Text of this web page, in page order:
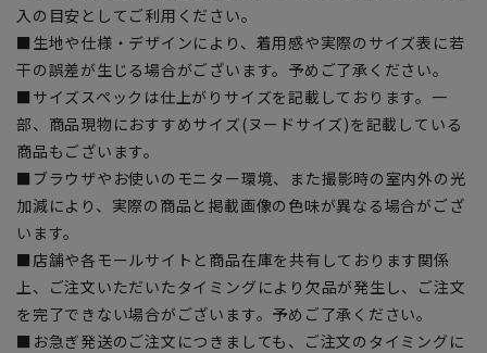
入の目安としてご利用ください。
■生地や仕様・デザインにより、着用感や実際のサイズ表に若
干の誤差が生じる場合がございます。予めご了承ください。
■サイズスペックは仕上がりサイズを記載しております。一
部、商品現物におすすめサイズ(ヌードサイズ)を記載している
商品もございます。
■ブラウザやお使いのモニター環境、また撮影時の室内外の光
加減により、実際の商品と掲載画像の色味が異なる場合がござ
います。
■店舗や各モールサイトと商品在庫を共有しております関係
上、ご注文いただいたタイミングにより欠品が発生し、ご注文
を完了できない場合がございます。予めご了承ください。
■お急ぎ発送のご注文につきましても、ご注文のタイミングに